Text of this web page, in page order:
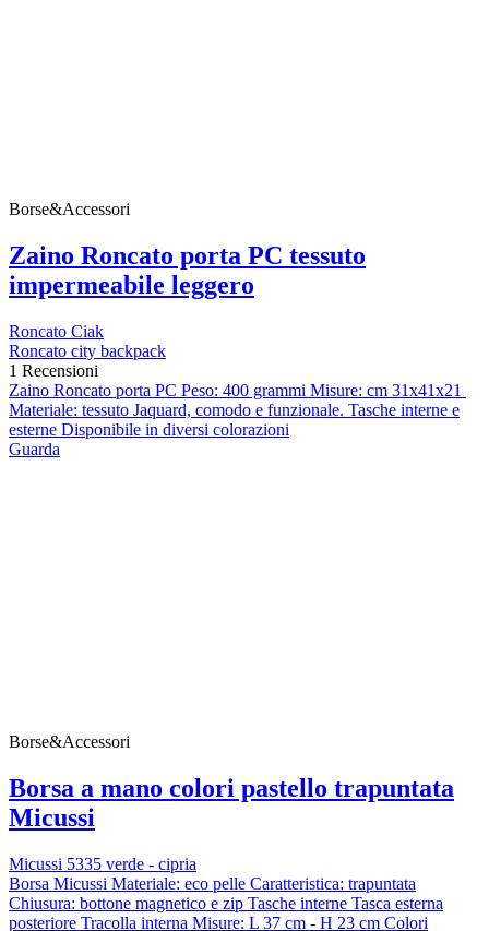
Borse&Accessori
Zaino Roncato porta PC tessuto
impermeabile leggero
Roncato Ciak
Roncato city backpack
1 Recensioni
Zaino Roncato porta PC Peso: 400 grammi Misure: cm 31x41x21
Materiale: tessuto Jaquard, comodo e funzionale. Tasche interne e
esterne Disponibile in diversi colorazioni
Guarda
Borse&Accessori
Borsa a mano colori pastello trapuntata
Micussi
Micussi 5335 verde - cipria
Borsa Micussi Materiale: eco pelle Caratteristica: trapuntata
Chiusura: bottone magnetico e zip Tasche interne Tasca esterna
posteriore Tracolla interna Misure: L 37 cm - H 23 cm Colori